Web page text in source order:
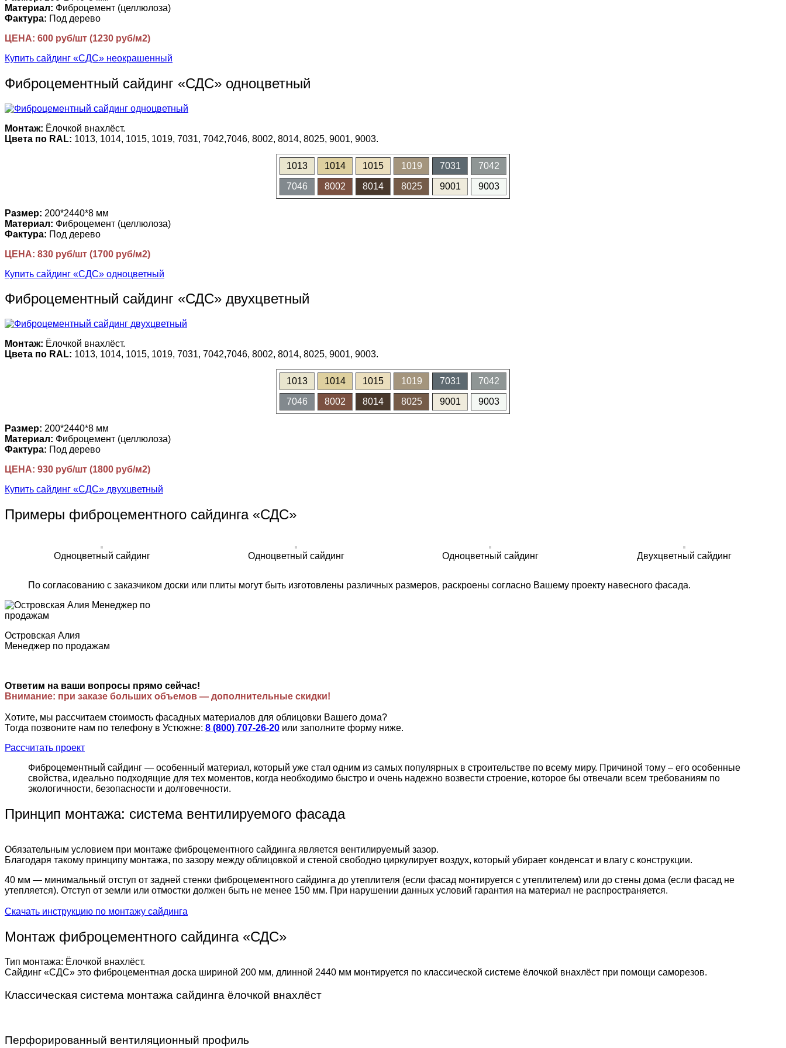
Материал: Фиброцемент (целлюлоза)
Фактура: Под дерево
ЦЕНА: 600 руб/шт (1230 руб/м2)
Купить сайдинг «СДС» неокрашенный
Фиброцементный сайдинг «СДС» одноцветный
Монтаж: Ёлочкой внахлёст.
Цвета по RAL: 1013, 1014, 1015, 1019, 7031, 7042,7046, 8002, 8014, 8025, 9001, 9003.
1013 1014 1015 1019 7031 7042
7046 8002 8014 8025 9001 9003
Размер: 200*2440*8 мм
Материал: Фиброцемент (целлюлоза)
Фактура: Под дерево
ЦЕНА: 830 руб/шт (1700 руб/м2)
Купить сайдинг «СДС» одноцветный
Фиброцементный сайдинг «СДС» двухцветный
Монтаж: Ёлочкой внахлёст.
Цвета по RAL: 1013, 1014, 1015, 1019, 7031, 7042,7046, 8002, 8014, 8025, 9001, 9003.
1013 1014 1015 1019 7031 7042
7046 8002 8014 8025 9001 9003
Размер: 200*2440*8 мм
Материал: Фиброцемент (целлюлоза)
Фактура: Под дерево
ЦЕНА: 930 руб/шт (1800 руб/м2)
Купить сайдинг «СДС» двухцветный
Примеры фиброцементного сайдинга «СДС»
Одноцветный сайдинг Одноцветный сайдинг Одноцветный сайдинг Двухцветный сайдинг
По согласованию с заказчиком доски или плиты могут быть изготовлены различных размеров, раскроены согласно Вашему проекту навесного фасада.
Островская Алия
Менеджер по продажам
Ответим на ваши вопросы прямо сейчас!
Внимание: при заказе больших объемов — дополнительные скидки!
Хотите, мы рассчитаем стоимость фасадных материалов для облицовки Вашего дома?
Тогда позвоните нам по телефону в Устюжне: 8 (800) 707-26-20 или заполните форму ниже.
Рассчитать проект
Фиброцементный сайдинг — особенный материал, который уже стал одним из самых популярных в строительстве по всему миру. Причиной тому – его особенные
свойства, идеально подходящие для тех моментов, когда необходимо быстро и очень надежно возвести строение, которое бы отвечали всем требованиям по
экологичности, безопасности и долговечности.
Принцип монтажа: система вентилируемого фасада
Обязательным условием при монтаже фиброцементного сайдинга является вентилируемый зазор.
Благодаря такому принципу монтажа, по зазору между облицовкой и стеной свободно циркулирует воздух, который убирает конденсат и влагу с конструкции.
40 мм — минимальный отступ от задней стенки фиброцементного сайдинга до утеплителя (если фасад монтируется с утеплителем) или до стены дома (если фасад не
утепляется). Отступ от земли или отмостки должен быть не менее 150 мм. При нарушении данных условий гарантия на материал не распространяется.
Скачать инструкцию по монтажу сайдинга
Монтаж фиброцементного сайдинга «СДС»
Тип монтажа: Ёлочкой внахлёст.
Сайдинг «СДС» это фиброцементная доска шириной 200 мм, длинной 2440 мм монтируется по классической системе ёлочкой внахлёст при помощи саморезов.
Классическая система монтажа сайдинга ёлочкой внахлёст
Перфорированный вентиляционный профиль